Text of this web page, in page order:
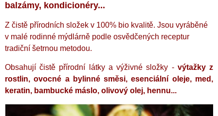
balzámy, kondicionéry...
Z čistě přírodních složek v 100% bio kvalitě. Jsou vyráběné
v malé rodinné mýdlárně podle osvědčených receptur
tradiční šetrnou metodou.
Obsahují čistě přírodní látky a výživné složky - výtažky z
rostlin, ovocné a bylinné směsi, esenciální oleje, med,
keratin, bambucké máslo, olivový olej, hennu...